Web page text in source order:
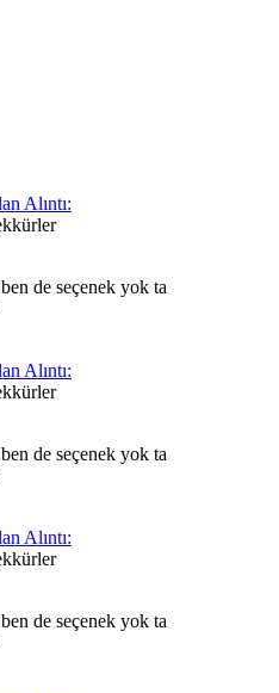
Alıntı:
de seçenek yok ta
Alıntı:
de seçenek yok ta
Alıntı:
de seçenek yok ta